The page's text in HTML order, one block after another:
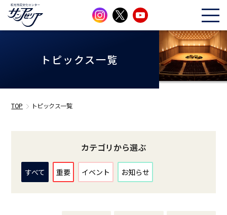
トピックス一覧
TOP トピックス一覧
カテゴリから選ぶ
すべて 重要 イベント お知らせ